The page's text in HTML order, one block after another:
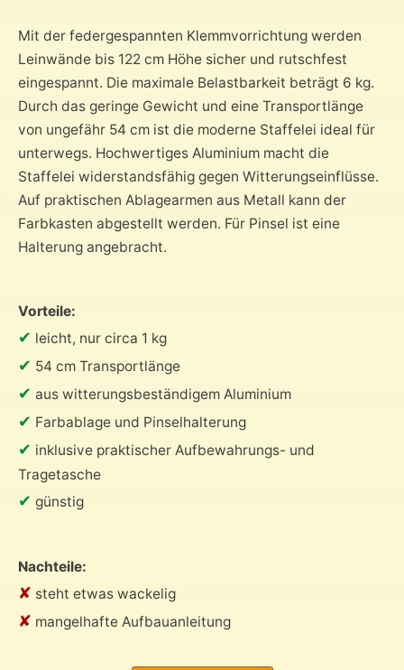
Mit der federgespannten Klemmvorrichtung werden
Leinwände bis 122 cm Höhe sicher und rutschfest
eingespannt. Die maximale Belastbarkeit beträgt 6 kg.
Durch das geringe Gewicht und eine Transportlänge
von ungefähr 54 cm ist die moderne Staffelei ideal für
unterwegs. Hochwertiges Aluminium macht die
Staffelei widerstandsfähig gegen Witterungseinflüsse.
Auf praktischen Ablagearmen aus Metall kann der
Farbkasten abgestellt werden. Für Pinsel ist eine
Halterung angebracht.
Vorteile:
✔ leicht, nur circa 1 kg
✔ 54 cm Transportlänge
✔ aus witterungsbeständigem Aluminium
✔ Farbablage und Pinselhalterung
✔ inklusive praktischer Aufbewahrungs- und
Tragetasche
✔ günstig
Nachteile:
✘ steht etwas wackelig
✘ mangelhafte Aufbauanleitung